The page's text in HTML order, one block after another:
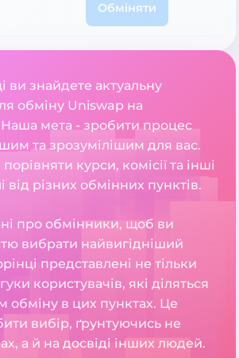
Обміняти
ви знайдете актуальну
обміну Uniswap на
мета - зробити процес
та зрозумілішим для вас.
курси, комісії та інші
від різних обмінних пунктів.
про обмінники, щоб ви
вибрати найвигідніший
представлені не тільки
користувачів, які діляться
обміну в цих пунктах. Це
вибір, ґрунтуючись не
а й на досвіді інших людей.